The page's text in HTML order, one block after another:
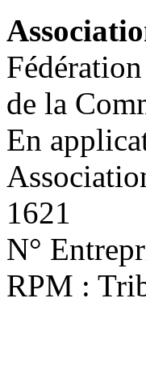
de la
En
1621
N°
RPM :